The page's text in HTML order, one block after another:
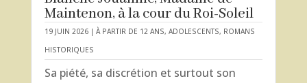
Maintenon, à la cour du Roi-Soleil
19 JUIN 2026| À PARTIR DE 12 ANS, ADOLESCENTS, ROMANS
HISTORIQUES
Sa piété, sa discrétion et surtout son